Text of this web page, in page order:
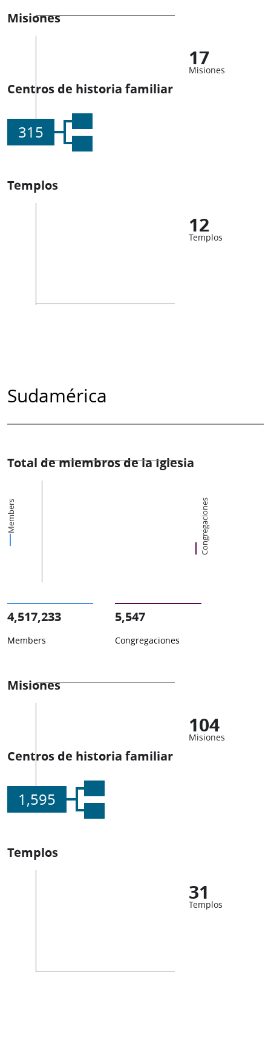
Misiones
17
Misiones
Centros de historia familiar
315
Templos
12
Templos
Sudamérica
Total de miembros de la Iglesia
Members Congregaciones
4,517,233
Members
5,547
Congregaciones
Misiones
104
Misiones
Centros de historia familiar
1,595
Templos
31
Templos